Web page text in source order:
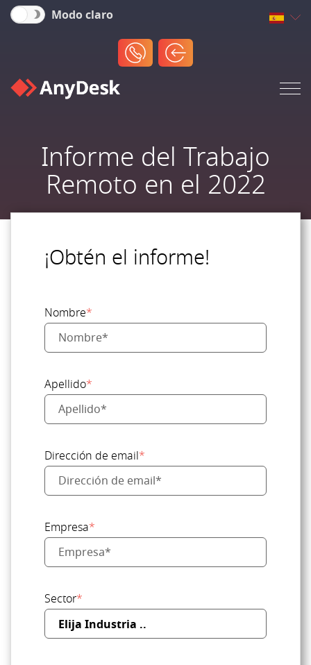
Modo claro
Informe del Trabajo
Remoto en el 2022
¡Obtén el informe!
Nombre*
Apellido*
Dirección de email*
Empresa*
Sector*